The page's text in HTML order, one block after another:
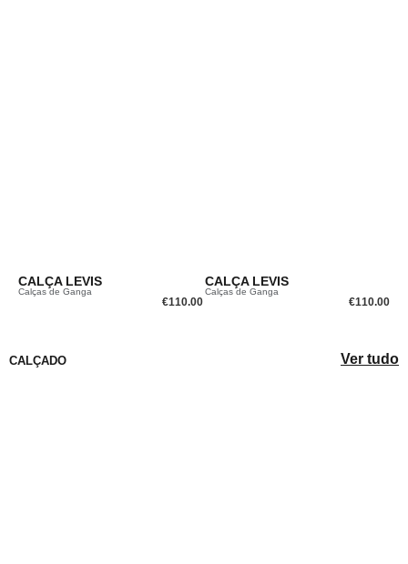
CALÇA LEVIS
Calças de Ganga
€110.00
CALÇA LEVIS
Calças de Ganga
€110.00
CALÇADO Ver tudo